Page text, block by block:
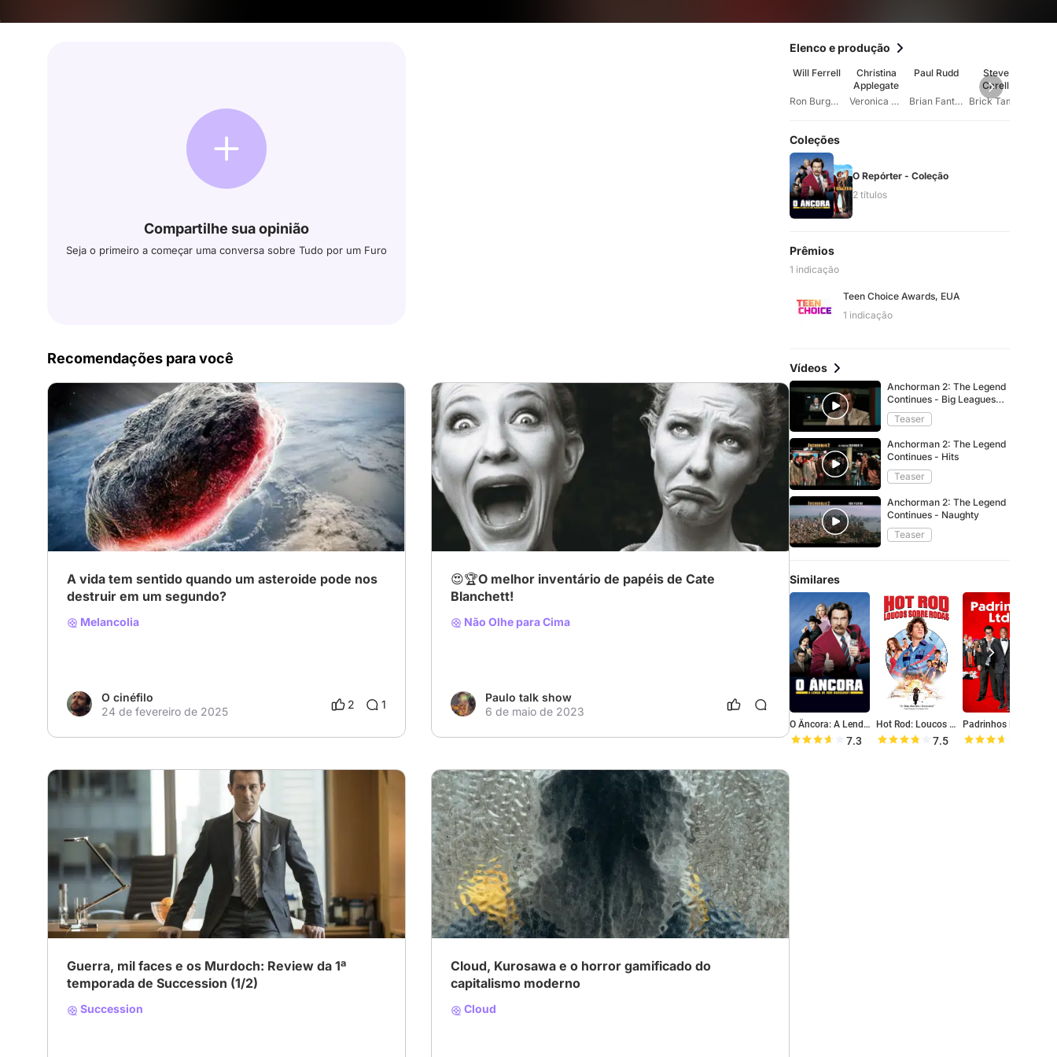
Compartilhe sua opinião
Seja o primeiro a começar uma conversa sobre Tudo por um Furo
Recomendações para você
A vida tem sentido quando um asteroide pode nos
destruir em um segundo?
Melancolia
O cinéfilo
24 de fevereiro de 2025
2 1
😍🏆O melhor inventário de papéis de Cate
Blanchett!
Não Olhe para Cima
Paulo talk show
6 de maio de 2023
Guerra, mil faces e os Murdoch: Review da 1ª
temporada de Succession (1/2)
Succession
Cloud, Kurosawa e o horror gamificado do
capitalismo moderno
Cloud
Elenco e produção
Will Ferrell
Ron Burgundy
Christina
Applegate
Veronica Corningstone
Paul Rudd
Brian Fantana
Steve
Carell
Coleções
O Repórter - Coleção
2 títulos
Prêmios
1 indicação
Teen Choice Awards, EUA
1 indicação
Vídeos
Anchorman 2: The Legend
Continues - Big Leagues
Spot
Teaser
Anchorman 2: The Legend
Continues - Hits
Teaser
Anchorman 2: The Legend
Continues - Naughty
Teaser
Similares
O Âncora: A Lenda de Ron Burgundy
7.3
Hot Rod: Loucos Sobre Rodas
7.5
Padrinhos Ltda.